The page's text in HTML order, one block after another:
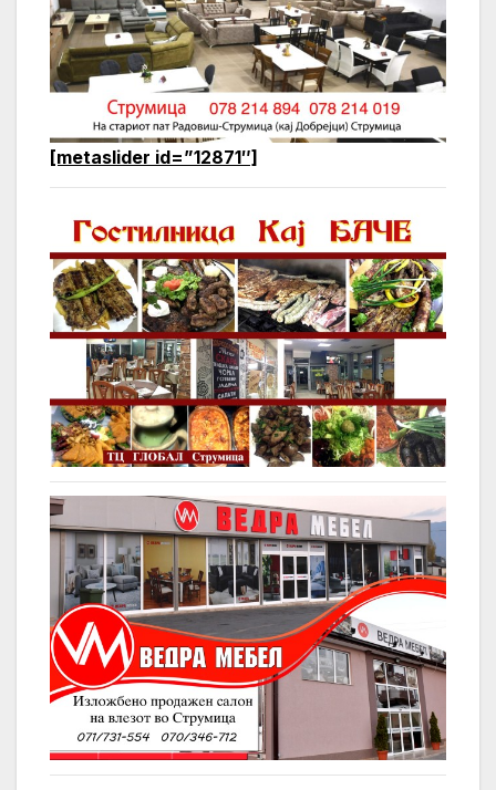
[metaslider id=”12871″]